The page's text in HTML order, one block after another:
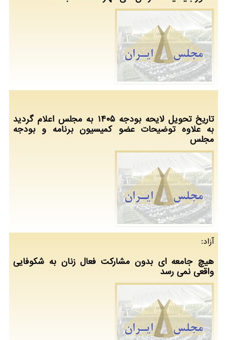
تاریخ تحویل لایحه بودجه ۱۴۰۵ به مجلس اعلام گردید
به علاوه توضیحات عضو کمیسیون برنامه و بودجه
مجلس
آزاد:
هیچ جامعه ای بدون مشارکت فعال زنان به شکوفایی
واقعی نمی رسد